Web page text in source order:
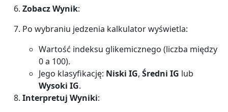
Zobacz Wynik:
Po wybraniu jedzenia kalkulator wyświetla:
Wartość indeksu glikemicznego (liczba między
0 a 100).
Jego klasyfikację: Niski IG, Średni IG lub
Wysoki IG.
Interpretuj Wyniki: